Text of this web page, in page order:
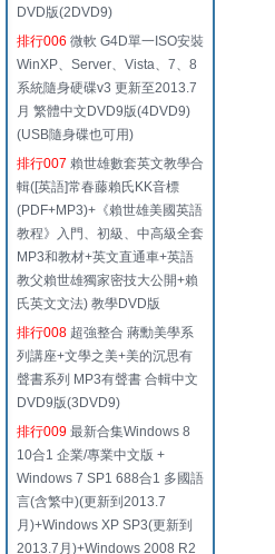
DVD版(2DVD9)
排行006 微軟 G4D單一ISO安裝
WinXP、Server、Vista、7、8
系統隨身硬碟v3 更新至2013.7
月 繁體中文DVD9版(4DVD9)
(USB隨身碟也可用)
排行007 賴世雄數套英文教學合
輯([英語]常春藤賴氏KK音標
(PDF+MP3)+《賴世雄美國英語
教程》入門、初級、中高級全套
MP3和教材+英文直通車+英語
教父賴世雄獨家密技大公開+賴
氏英文文法) 教學DVD版
排行008 超強整合 蔣勳美學系
列講座+文學之美+美的沉思有
聲書系列 MP3有聲書 合輯中文
DVD9版(3DVD9)
排行009 最新合集Windows 8
10合1 企業/專業中文版 +
Windows 7 SP1 688合1 多國語
言(含繁中)(更新到2013.7
月)+Windows XP SP3(更新到
2013.7月)+Windows 2008 R2